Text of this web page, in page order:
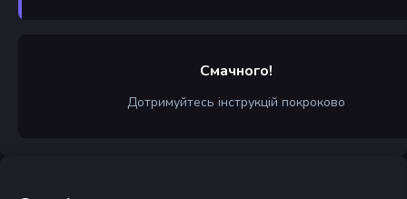
Смачного!
Дотримуйтесь інструкцій покроково